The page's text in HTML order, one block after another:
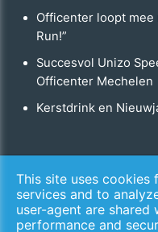
Officenter loopt mee
Run!”
Succesvol Unizo
Officenter Mechelen
Kerstdrink en
Copyright © 2026
Privacy & Cookies
This site uses
services and to
user-agent are
performance and